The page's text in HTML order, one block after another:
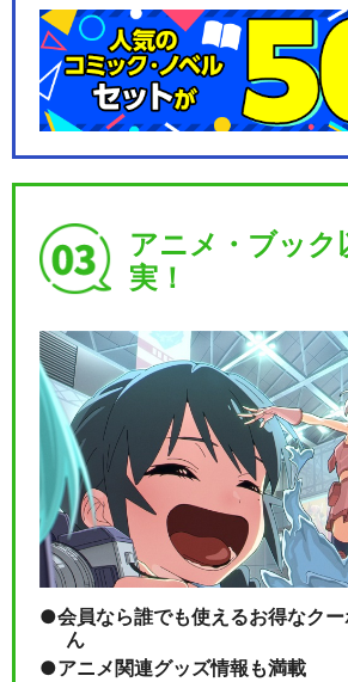
アニメ・ブック
実！
会員なら誰でも使えるお得なク
ん
アニメ関連グッズ情報も満載